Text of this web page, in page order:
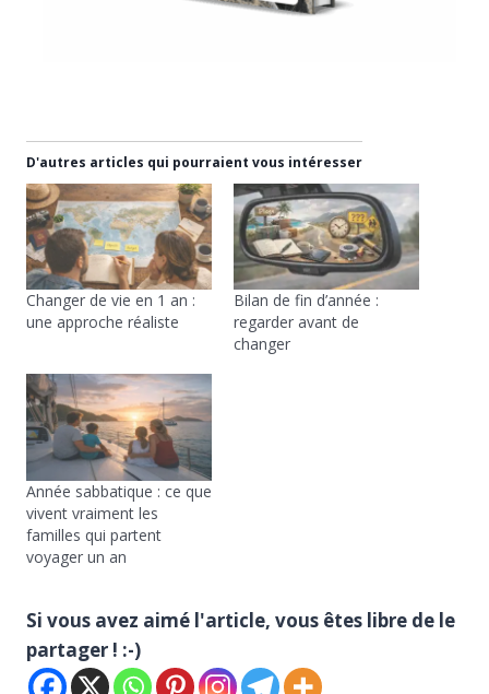
D'autres articles qui pourraient vous intéresser
Changer de vie en 1 an :
une approche réaliste
Bilan de fin d’année :
regarder avant de
changer
Année sabbatique : ce que
vivent vraiment les
familles qui partent
voyager un an
Si vous avez aimé l'article, vous êtes libre de le
partager ! :-)